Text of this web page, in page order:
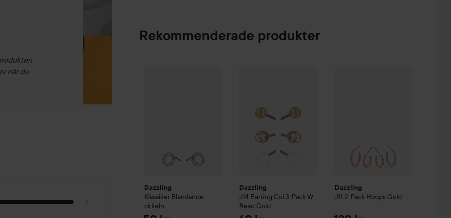
när du
1
Rekommenderade produkter
Dazzling
Klassiker Bländande
cirkeln
Dazzling
J14 Earring Col 3-Pack W
Bead Gold
Dazzling
J11 2-Pack Hoops Gold